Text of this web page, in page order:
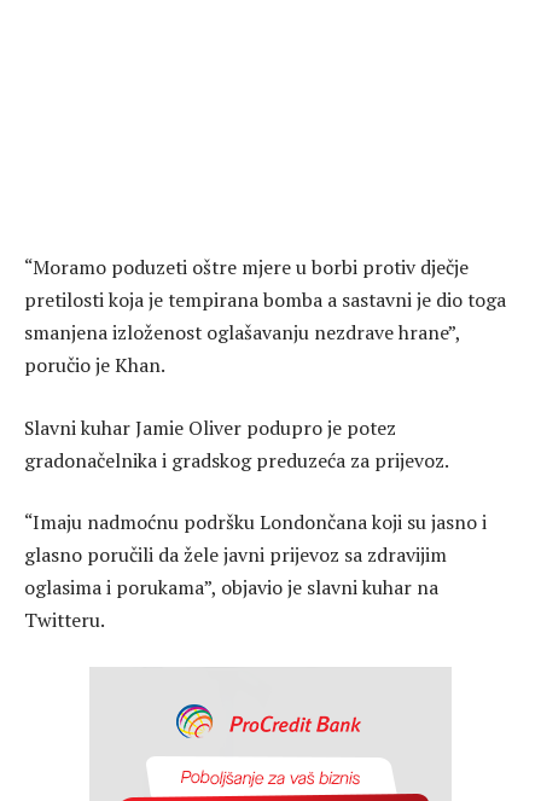
“Moramo poduzeti oštre mjere u borbi protiv dječje
pretilosti koja je tempirana bomba a sastavni je dio toga
smanjena izloženost oglašavanju nezdrave hrane”,
poručio je Khan.
Slavni kuhar Jamie Oliver podupro je potez
gradonačelnika i gradskog preduzeća za prijevoz.
“Imaju nadmoćnu podršku Londončana koji su jasno i
glasno poručili da žele javni prijevoz sa zdravijim
oglasima i porukama”, objavio je slavni kuhar na
Twitteru.